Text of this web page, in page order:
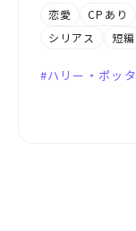
恋愛
CPあり
シリアス
短編
ハリー・ポッ